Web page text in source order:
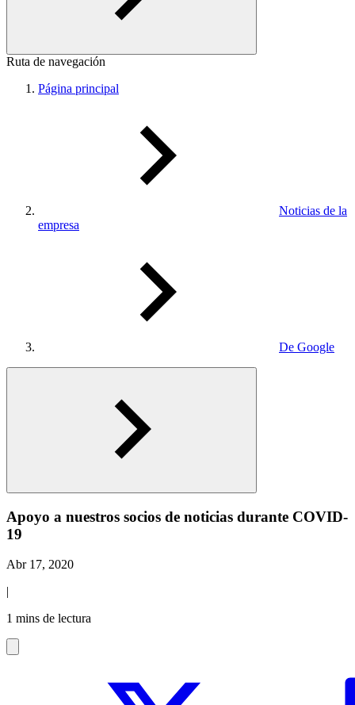
Ruta de navegación
Página principal
Noticias de la
empresa
De Google
Apoyo a nuestros socios de noticias durante COVID-
19
Abr 17, 2020
|
1 mins de lectura